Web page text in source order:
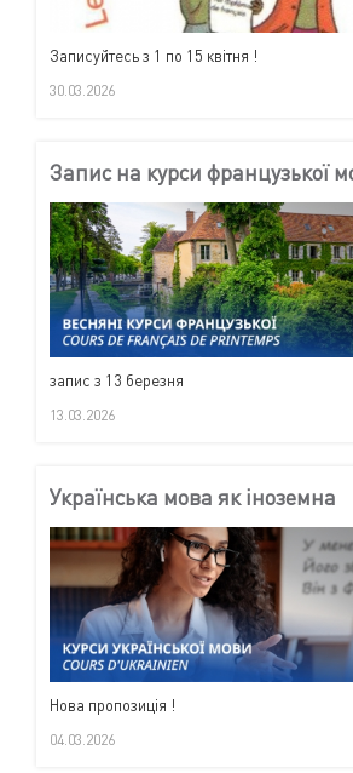
Записуйтесь з 1 по 15 квітня !
30.03.2026
Запис на курси французької
запис з 13 березня
13.03.2026
Українська мова як іноземна
Нова пропозиція !
04.03.2026